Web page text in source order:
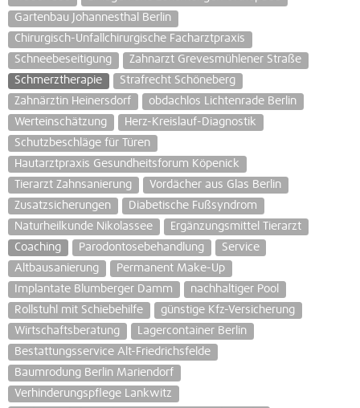
Gartenbau Johannesthal Berlin
Chirurgisch-Unfallchirurgische Facharztpraxis
Schneebeseitigung
Zahnarzt Grevesmühlener Straße
Schmerztherapie
Strafrecht Schöneberg
Zahnärztin Heinersdorf
obdachlos Lichtenrade Berlin
Werteinschätzung
Herz-Kreislauf-Diagnostik
Schutzbeschläge für Türen
Hautarztpraxis Gesundheitsforum Köpenick
Tierarzt Zahnsanierung
Vordächer aus Glas Berlin
Zusatzsicherungen
Diabetische Fußsyndrom
Naturheilkunde Nikolassee
Ergänzungsmittel Tierarzt
Coaching
Parodontosebehandlung
Service
Altbausanierung
Permanent Make-Up
Implantate Blumberger Damm
nachhaltiger Pool
Rollstuhl mit Schiebehilfe
günstige Kfz-Versicherung
Wirtschaftsberatung
Lagercontainer Berlin
Bestattungsservice Alt-Friedrichsfelde
Baumrodung Berlin Mariendorf
Verhinderungspflege Lankwitz